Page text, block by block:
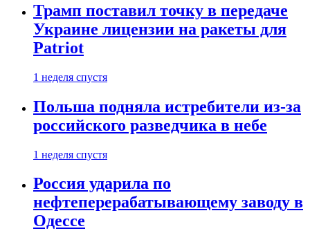
Трамп поставил точку в передаче
Украине лицензии на ракеты для
Patriot
1 неделя спустя
Польша подняла истребители из-за
российского разведчика в небе
1 неделя спустя
Россия ударила по
нефтеперерабатывающему заводу в
Одессе